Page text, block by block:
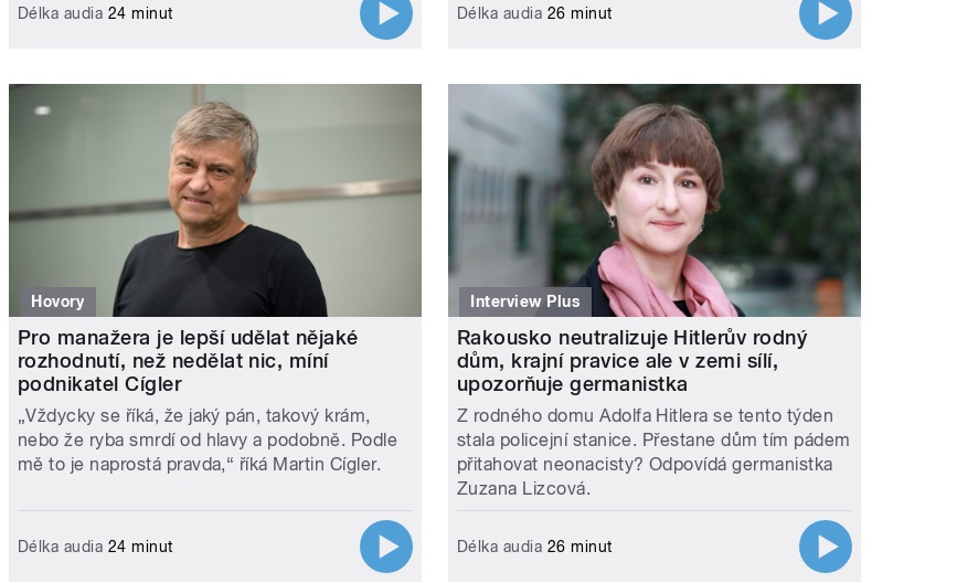
Délka audia 24 minut Délka audia 26 minut
Hovory
Pro manažera je lepší udělat nějaké
rozhodnutí, než nedělat nic, míní
podnikatel Cígler
„Vždycky se říká, že jaký pán, takový krám,
nebo že ryba smrdí od hlavy a podobně. Podle
mě to je naprostá pravda,“ říká Martin Cígler.
Délka audia 24 minut
Interview Plus
Rakousko neutralizuje Hitlerův rodný
dům, krajní pravice ale v zemi sílí,
upozorňuje germanistka
Z rodného domu Adolfa Hitlera se tento týden
stala policejní stanice. Přestane dům tím pádem
přitahovat neonacisty? Odpovídá germanistka
Zuzana Lizcová.
Délka audia 26 minut